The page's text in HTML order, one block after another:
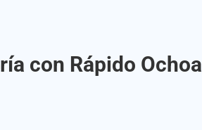
con Rápido Ochoa